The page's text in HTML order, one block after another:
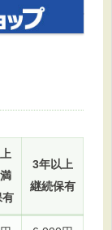
有
3年以上
継続保有